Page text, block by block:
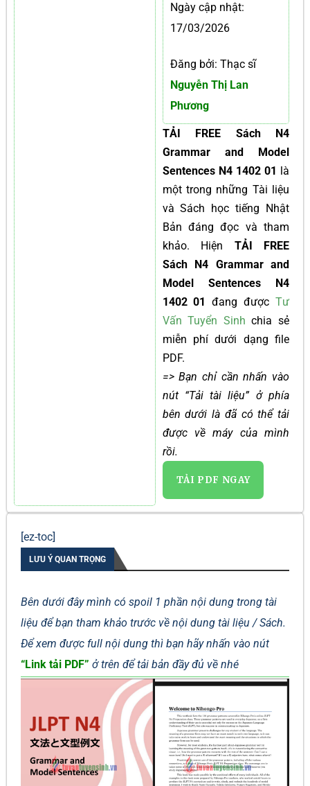
Ngày cập nhật:
17/03/2026
Đăng bởi: Thạc sĩ
Nguyễn Thị Lan
Phương
TẢI FREE Sách N4
Grammar and Model
Sentences N4 1402 01 là
một trong những Tài liệu
và Sách học tiếng Nhật
Bản đáng đọc và tham
khảo. Hiện TẢI FREE
Sách N4 Grammar and
Model Sentences N4
1402 01đang được Tư
Vấn Tuyển Sinh chia sẻ
miễn phí dưới dạng file
PDF.
=> Bạn chỉ cần nhấn vào
nút “Tải tài liệu” ở phía
bên dưới là đã có thể tải
được về máy của mình
rồi.
TẢI PDF NGAY
[ez-toc]
LƯU Ý QUAN TRỌNG
Bên dưới đây mình có spoil 1 phần nội dung trong tài
liệu để bạn tham khảo trước về nội dung tài liệu / Sách.
Để xem được full nội dung thì bạn hãy nhấn vào nút
“Link tải PDF” ở trên để tải bản đầy đủ về nhé